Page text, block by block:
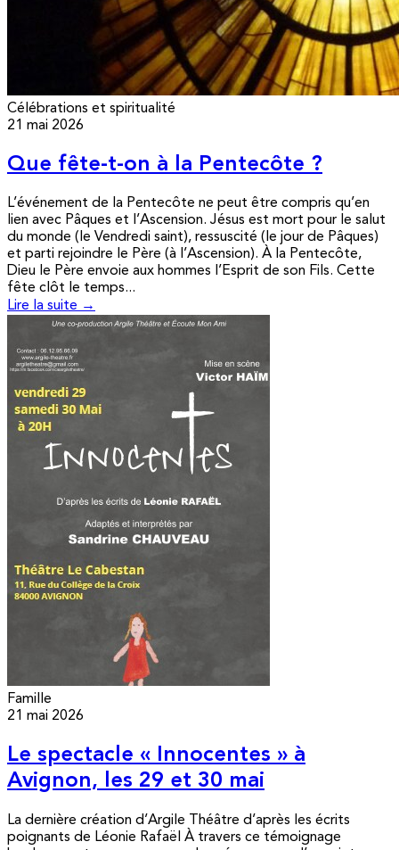
Célébrations et spiritualité
21 mai 2026
Que fête-t-on à la Pentecôte ?
L’événement de la Pentecôte ne peut être compris qu’en
lien avec Pâques et l’Ascension. Jésus est mort pour le salut
du monde (le Vendredi saint), ressuscité (le jour de Pâques)
et parti rejoindre le Père (à l’Ascension). À la Pentecôte,
Dieu le Père envoie aux hommes l’Esprit de son Fils. Cette
fête clôt le temps...
Lire la suite →
Famille
21 mai 2026
Le spectacle « Innocentes » à
Avignon, les 29 et 30 mai
La dernière création d’Argile Théâtre d’après les écrits
poignants de Léonie Rafaël À travers ce témoignage